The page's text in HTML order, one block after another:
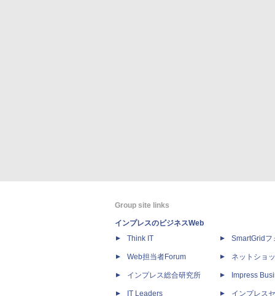
Group site links
インプレスのビジネスWeb
Think IT
Web担当者Forum
インプレス総合研究所
IT Leaders
SmartGridフ
ネットショ
Impress
インプレス